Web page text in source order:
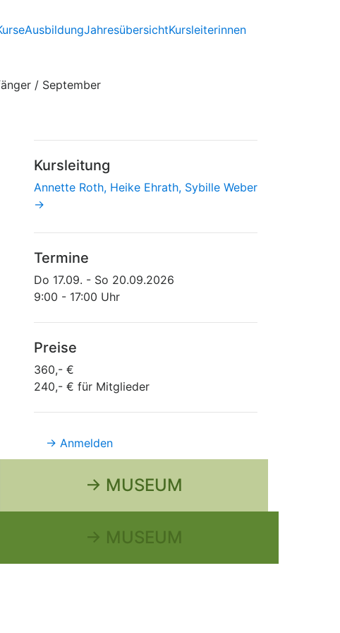
AusbildungJahresübersichtKursleiterinnen
/ September
Kursleitung
Annette Roth, Heike Ehrath, Sybille Weber
→
Termine
Do 17.09. - So 20.09.2026
9:00 - 17:00 Uhr
Preise
360,- €
240,- € für Mitglieder
→ Anmelden
→ MUSEUM
→ MUSEUM